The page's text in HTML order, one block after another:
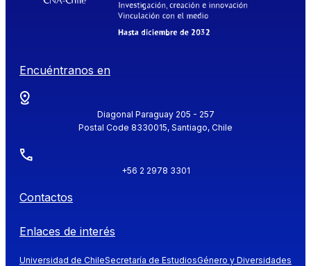
Encuéntranos en
Diagonal Paraguay 205 - 257
Postal Code 8330015, Santiago, Chile
+56 2 2978 3301
Contactos
Enlaces de interés
Universidad de ChileSecretaría de EstudiosGénero y Diversidades